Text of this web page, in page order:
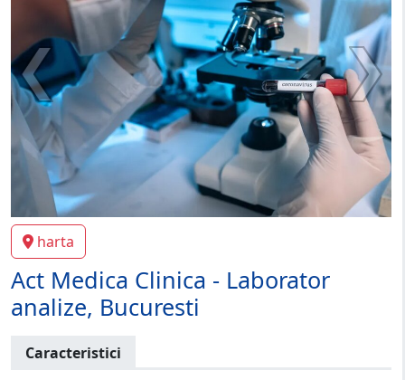
harta
Act Medica Clinica - Laborator
analize, Bucuresti
Caracteristici